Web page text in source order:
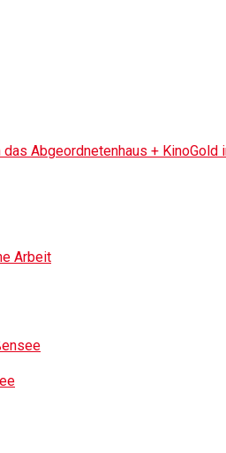
Abgeordnetenhaus + KinoGold
Arbeit